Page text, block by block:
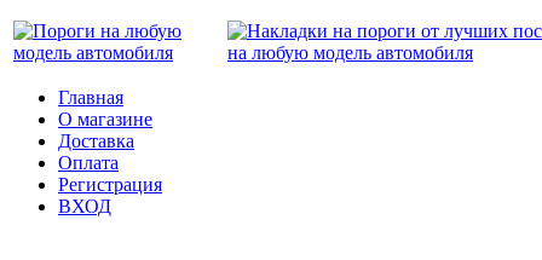
Главная
О магазине
Доставка
Оплата
Регистрация
ВХОД